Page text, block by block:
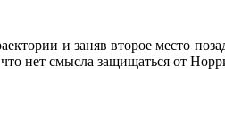
и заняв второе место
нет смысла защищаться от